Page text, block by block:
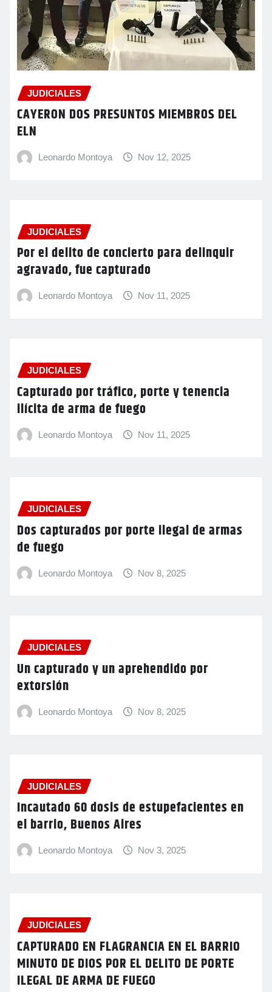
JUDICIALES
CAYERON DOS PRESUNTOS MIEMBROS DEL
ELN
Leonardo Montoya Nov 12, 2025
JUDICIALES
Por el delito de concierto para delinquir
agravado, fue capturado
Leonardo Montoya Nov 11, 2025
JUDICIALES
Capturado por tráfico, porte y tenencia
ilícita de arma de fuego
Leonardo Montoya Nov 11, 2025
JUDICIALES
Dos capturados por porte ilegal de armas
de fuego
Leonardo Montoya Nov 8, 2025
JUDICIALES
Un capturado y un aprehendido por
extorsión
Leonardo Montoya Nov 8, 2025
JUDICIALES
Incautado 60 dosis de estupefacientes en
el barrio, Buenos Aires
Leonardo Montoya Nov 3, 2025
JUDICIALES
CAPTURADO EN FLAGRANCIA EN EL BARRIO
MINUTO DE DIOS POR EL DELITO DE PORTE
ILEGAL DE ARMA DE FUEGO